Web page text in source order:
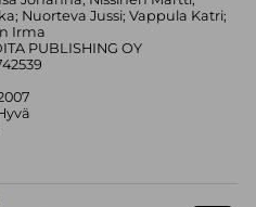
Nuorteva Jussi; Vappula Katri;
Irma
PUBLISHING OY